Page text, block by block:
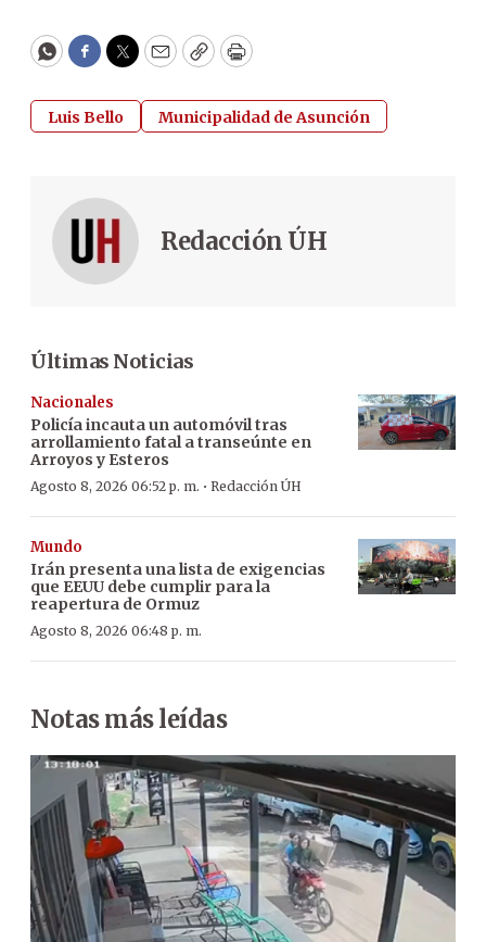
WhatsApp
Facebook
Twitter
EmailCopyPrint
Luis Bello Municipalidad de Asunción
Redacción ÚH
Últimas Noticias
Nacionales
Policía incauta un automóvil tras
arrollamiento fatal a transeúnte en
Arroyos y Esteros
Agosto 8, 2026 06:52 p. m. · Redacción ÚH
Mundo
Irán presenta una lista de exigencias
que EEUU debe cumplir para la
reapertura de Ormuz
Agosto 8, 2026 06:48 p. m.
Notas más leídas